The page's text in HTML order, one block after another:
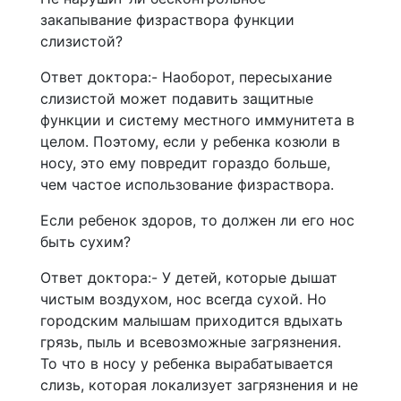
закапывание физраствора функции
слизистой?
Ответ доктора:- Наоборот, пересыхание
слизистой может подавить защитные
функции и систему местного иммунитета в
целом. Поэтому, если у ребенка козюли в
носу, это ему повредит гораздо больше,
чем частое использование физраствора.
Если ребенок здоров, то должен ли его нос
быть сухим?
Ответ доктора:- У детей, которые дышат
чистым воздухом, нос всегда сухой. Но
городским малышам приходится вдыхать
грязь, пыль и всевозможные загрязнения.
То что в носу у ребенка вырабатывается
слизь, которая локализует загрязнения и не